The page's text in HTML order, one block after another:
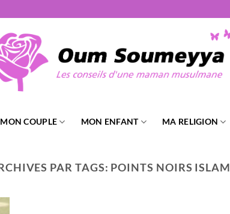
MON COUPLE MON ENFANT MA RELIGION
PAR TAGS: POINTS NOIRS ISLAM